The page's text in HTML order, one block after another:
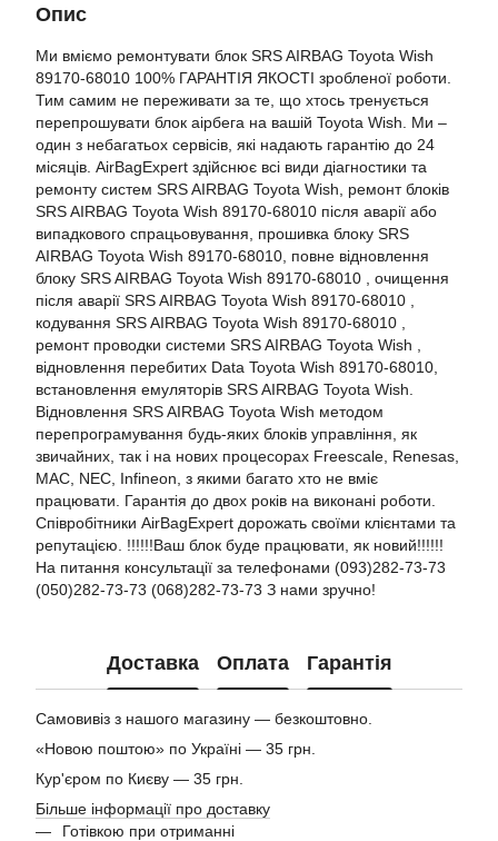
Опис
Ми вміємо ремонтувати блок SRS AIRBAG Toyota Wish
89170-68010 100% ГАРАНТІЯ ЯКОСТІ зробленої роботи.
Тим самим не переживати за те, що хтось тренується
перепрошувати блок аірбега на вашій Toyota Wish. Ми –
один з небагатьох сервісів, які надають гарантію до 24
місяців. AirBagExpert здійснює всі види діагностики та
ремонту систем SRS AIRBAG Toyota Wish, ремонт блоків
SRS AIRBAG Toyota Wish 89170-68010 після аварії або
випадкового спрацьовування, прошивка блоку SRS
AIRBAG Toyota Wish 89170-68010, повне відновлення
блоку SRS AIRBAG Toyota Wish 89170-68010 , очищення
після аварії SRS AIRBAG Toyota Wish 89170-68010 ,
кодування SRS AIRBAG Toyota Wish 89170-68010 ,
ремонт проводки системи SRS AIRBAG Toyota Wish ,
відновлення перебитих Data Toyota Wish 89170-68010,
встановлення емуляторів SRS AIRBAG Toyota Wish.
Відновлення SRS AIRBAG Toyota Wish методом
перепрограмування будь-яких блоків управління, як
звичайних, так і на нових процесорах Freescale, Renesas,
MAC, NEC, Infineon, з якими багато хто не вміє
працювати. Гарантія до двох років на виконані роботи.
Співробітники AirBagExpert дорожать своїми клієнтами та
репутацією. !!!!!!Ваш блок буде працювати, як новий!!!!!!
На питання консультації за телефонами (093)282-73-73
(050)282-73-73 (068)282-73-73 З нами зручно!
Доставка Оплата Гарантія
Самовивіз з нашого магазину — безкоштовно.
«Новою поштою» по Україні — 35 грн.
Кур'єром по Києву — 35 грн.
Більше інформації про доставку
Готівкою при отриманні